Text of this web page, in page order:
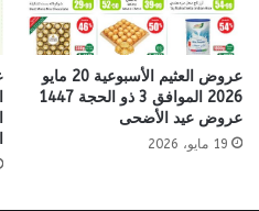
عروض العثيم الأسبوعية 20 مايو
2026 الموافق 3 ذو الحجة 1447
عروض عيد الأضحى
19 مايو، 2026